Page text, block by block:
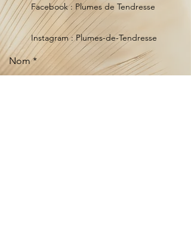
Facebook : Plumes de Tendresse
Instagram : Plumes-de-Tendresse
Nom